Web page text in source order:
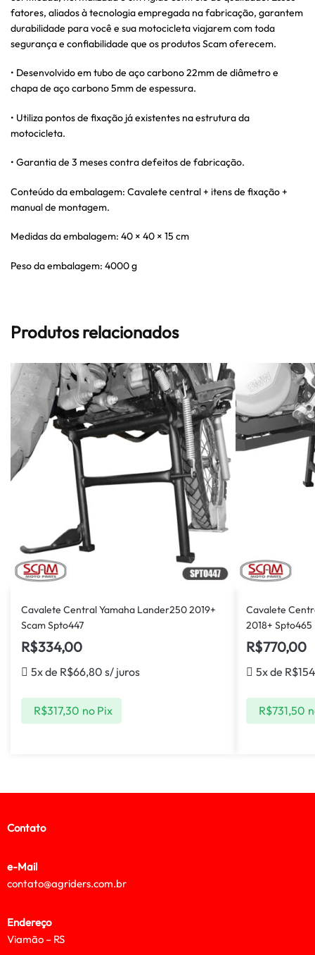
fatores, aliados à tecnologia empregada na fabricação, garantem
durabilidade para você e sua motocicleta viajarem com toda
segurança e confiabilidade que os produtos Scam oferecem.
• Desenvolvido em tubo de aço carbono 22mm de diâmetro e
chapa de aço carbono 5mm de espessura.
• Utiliza pontos de fixação já existentes na estrutura da
motocicleta.
• Garantia de 3 meses contra defeitos de fabricação.
Conteúdo da embalagem: Cavalete central + itens de fixação +
manual de montagem.
Medidas da embalagem: 40 × 40 × 15 cm
Peso da embalagem: 4000 g
Produtos relacionados
Cavalete Central Yamaha Lander250 2019+
Scam Spto447
R$334,00
5x de R$66,80 s/ juros
R$317,30 no Pix
Cavalete
2018+ Spto465
R$770,00
5x de R$
R$731,50
Contato
e-Mail
contato@agriders.com.br
Endereço
Viamão – RS